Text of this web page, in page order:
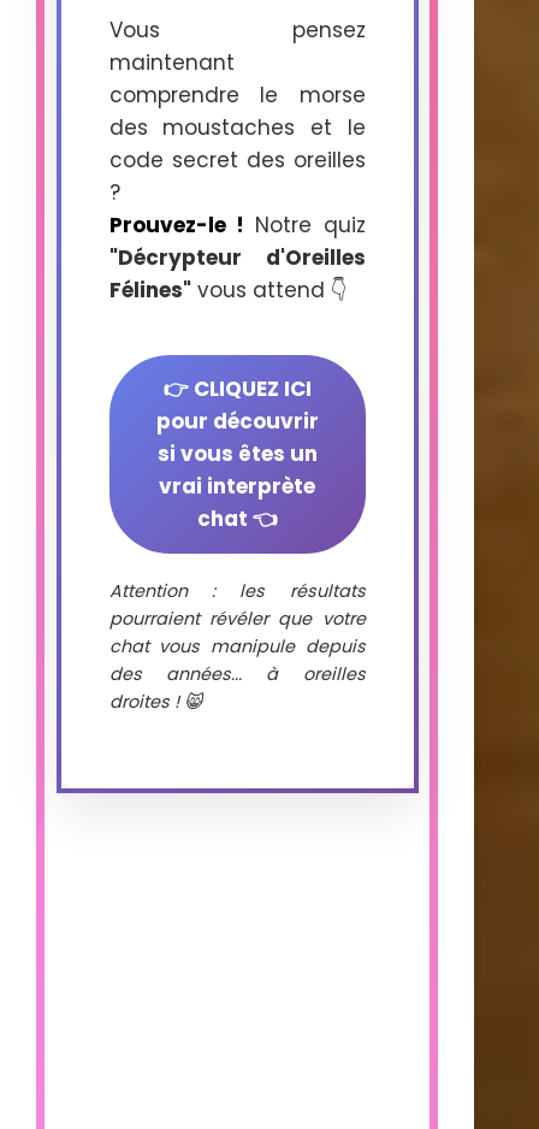
Vous pensez
maintenant
comprendre le morse
des moustaches et le
code secret des oreilles
?
Prouvez-le ! Notre quiz
"Décrypteur d'Oreilles
Félines"vous attend 👇
👉 CLIQUEZ ICI
pour découvrir
si vous êtes un
vrai interprète
chat 👈
Attention : les résultats
pourraient révéler que votre
chat vous manipule depuis
des années... à oreilles
droites ! 😸